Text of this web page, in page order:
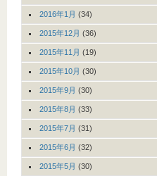
2016年1月 (34)
2015年12月 (36)
2015年11月 (19)
2015年10月 (30)
2015年9月 (30)
2015年8月 (33)
2015年7月 (31)
2015年6月 (32)
2015年5月 (30)